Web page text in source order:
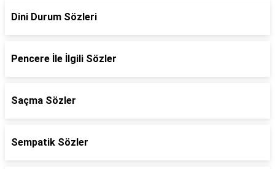
Dini Durum Sözleri
Pencere İle İlgili Sözler
Saçma Sözler
Sempatik Sözler